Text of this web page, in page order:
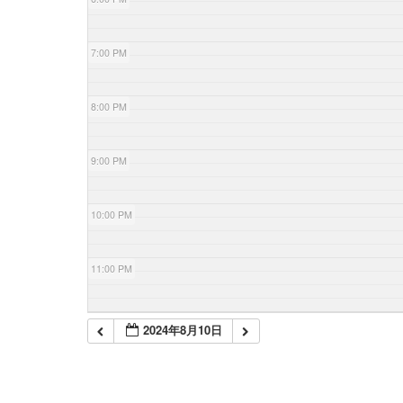
7:00 PM
8:00 PM
9:00 PM
10:00 PM
11:00 PM
2024年8月10日